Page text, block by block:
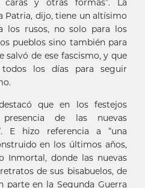
y otras formas”. La
Patria, dijo, tiene un altísimo
los rusos, no solo para los
pueblos sino también para
salvó de ese fascismo, y que
los días para seguir
que en los festejos
de las nuevas
E hizo referencia a “una
en los últimos años,
Inmortal, donde las nuevas
de sus bisabuelos, de
parte en la Segunda Guerra